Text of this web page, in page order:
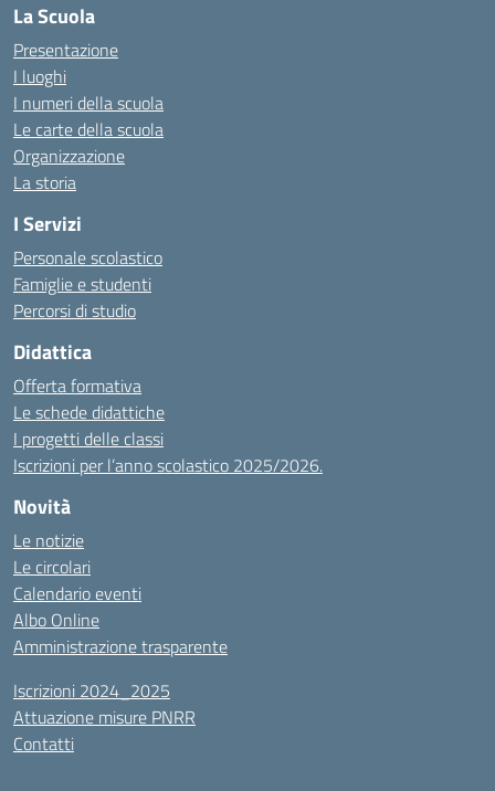
La Scuola
Presentazione
I luoghi
I numeri della scuola
Le carte della scuola
Organizzazione
La storia
I Servizi
Personale scolastico
Famiglie e studenti
Percorsi di studio
Didattica
Offerta formativa
Le schede didattiche
I progetti delle classi
Iscrizioni per l’anno scolastico 2025/2026.
Novità
Le notizie
Le circolari
Calendario eventi
Albo Online
Amministrazione trasparente
Iscrizioni 2024_2025
Attuazione misure PNRR
Contatti